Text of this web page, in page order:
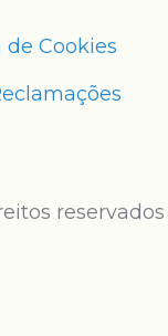
de Cookies
reservados